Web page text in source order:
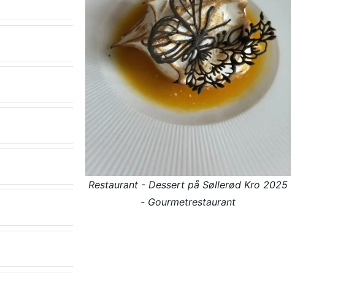
Restaurant - Dessert på Søllerød Kro 2025
- Gourmetrestaurant